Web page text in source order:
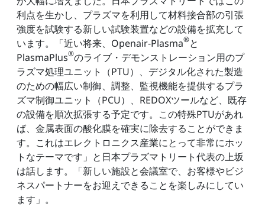
利点を生かし、プラズマを利用して材料接合部の引張
強度を試験する新しい試験装置などの設備を拡充して
います。「近い将来、Openair-Plasma®と
PlasmaPlus®のライブ・デモンストレーション用のプ
ラズマ処理ユニット（PTU）、デジタル化された製造
のための幅広い制御、調整、監視機能を提供するプラ
ズマ制御ユニット（PCU）、REDOXツールなど、既存
の設備を順次拡張する予定です。この特殊PTUがあれ
ば、金属表面の酸化膜を確実に除去することができま
す。これはエレクトロニクス産業にとって非常にホッ
トなテーマです」と日本プラズマトリート代表の上坂
は話します。「新しい施設と会議室で、お客様やビジ
ネスパートナーをお迎えできることを楽しみにしてい
ます」。